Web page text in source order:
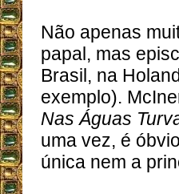
Não apenas
papal, mas
Brasil, na
exemplo).
Nas Águas
uma vez, é
única nem a